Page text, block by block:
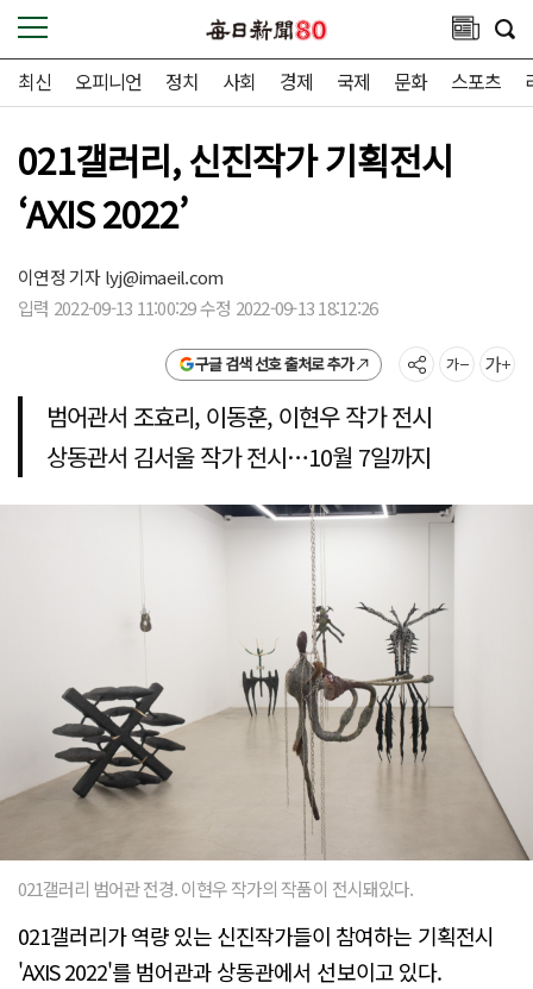
최신 오피니언 정치 사회 경제 국제 문화 스포츠
021갤러리, 신진작가 기획전시
‘AXIS 2022’
이연정 기자lyj@imaeil.com
입력 2022-09-13 11:00:29 수정 2022-09-13 18:12:26
구글 검색 선호 출처로 추가
범어관서 조효리, 이동훈, 이현우 작가 전시
상동관서 김서울 작가 전시…10월 7일까지
021갤러리 범어관 전경. 이현우 작가의 작품이 전시돼있다.
021갤러리가 역량 있는 신진작가들이 참여하는 기획전시
'AXIS 2022'를 범어관과 상동관에서 선보이고 있다.